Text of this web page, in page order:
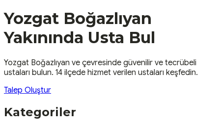
Yozgat Boğazlıyan
Yakınında Usta Bul
Yozgat Boğazlıyan ve çevresinde güvenilir ve tecrübeli
ustaları bulun. 14 ilçede hizmet verilen ustaları keşfedin.
Talep Oluştur
Kategoriler